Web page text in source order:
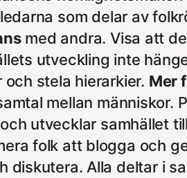
som delar av
med andra. Visa att
utveckling inte
och stela hierarkier. Mer
mellan människor.
utvecklar samhället
folk att blogga och
diskutera. Alla deltar i